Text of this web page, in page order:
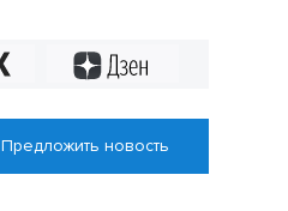
Предложить новость